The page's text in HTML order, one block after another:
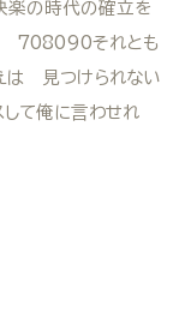
の時代の確立を
708090それとも
は 見つけられない
して俺に言わせれ